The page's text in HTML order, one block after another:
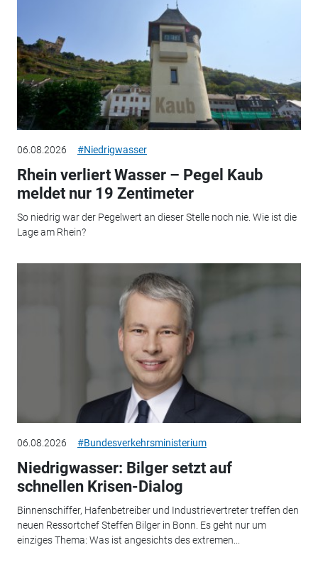
06.08.2026 #Niedrigwasser
Rhein verliert Wasser – Pegel Kaub
meldet nur 19 Zentimeter
So niedrig war der Pegelwert an dieser Stelle noch nie. Wie ist die
Lage am Rhein?
06.08.2026 #Bundesverkehrsministerium
Niedrigwasser: Bilger setzt auf
schnellen Krisen-Dialog
Binnenschiffer, Hafenbetreiber und Industrievertreter treffen den
neuen Ressortchef Steffen Bilger in Bonn. Es geht nur um
einziges Thema: Was ist angesichts des extremen...